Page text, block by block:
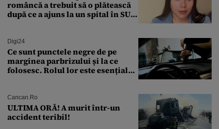
româncă a trebuit să o plătească
după ce a ajuns la un spital în SUA:
Digi24
Ce sunt punctele negre de pe
marginea parbrizului și la ce
folosesc. Rolul lor este esențial
Cancan.ro
ULTIMA ORĂ! A murit într-un
accident teribil!